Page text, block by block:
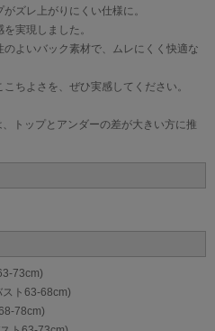
ズレ上がりにくい仕様に。
実現しました。
よいバック素材で、ムレにくく快適な
ちよさを、ぜひ実感してください。
トップとアンダーの差が大きい方に推
73cm)
ト63-68cm)
78cm)